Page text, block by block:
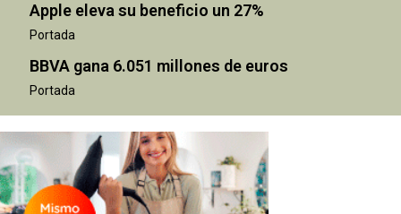
Apple eleva su beneficio un 27%
Portada
BBVA gana 6.051 millones de euros
Portada